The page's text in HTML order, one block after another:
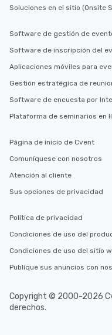
Soluciones en el sitio (Onsite
Software de gestión de
Software de inscripción del
Aplicaciones móviles para
Gestión estratégica de
Software de encuesta por
Plataforma de seminarios en
Página de inicio de Cvent
Comuníquese con nosotros
Atención al cliente
Sus opciones de privacidad
Política de privacidad
Condiciones de uso del
Condiciones de uso del sitio
Publique sus anuncios con
Copyright © 2000-2026
derechos.